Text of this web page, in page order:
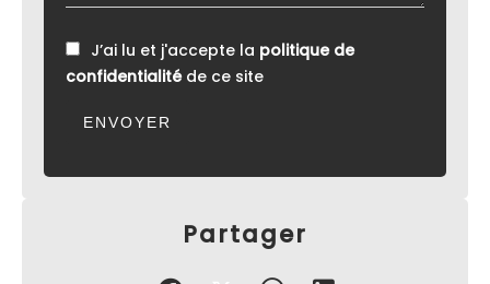
J’ai lu et j'accepte la politique de
confidentialitéde ce site
ENVOYER
Partager